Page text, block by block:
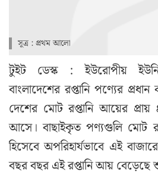
সূত্র : প্রথম আলো
টুইট ডেস্ক : ইউরোপীয়
বাংলাদেশের রপ্তানি পণ্যের
দেশের মোট রপ্তানি আয়ের
আসে। বাছাইকৃত পণ্যগুলি মোট
হিসেবে অপরিহার্যভাবে এই
বছর বছর এই রপ্তানি আয় বেড়েছে